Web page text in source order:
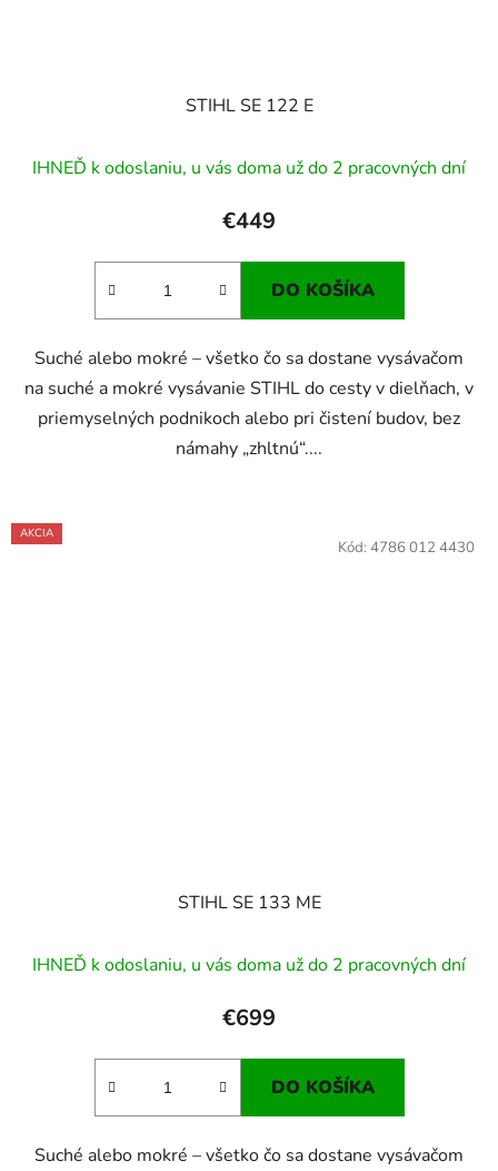
STIHL SE 122 E
IHNEĎ k odoslaniu, u vás doma už do 2 pracovných dní
€449
DO KOŠÍKA
Suché alebo mokré – všetko čo sa dostane vysávačom
na suché a mokré vysávanie STIHL do cesty v dielňach, v
priemyselných podnikoch alebo pri čistení budov, bez
námahy „zhltnú“....
AKCIA
STIHL SE 133 ME
IHNEĎ k odoslaniu, u vás doma už do 2 pracovných dní
€699
DO KOŠÍKA
Suché alebo mokré – všetko čo sa dostane vysávačom
Kód: 4786 012 4430